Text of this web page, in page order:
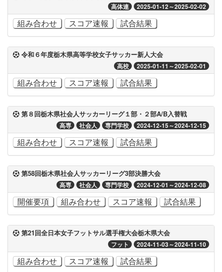
高体連 2025-01-12～2025-02-02
組み合わせ スコア速報 試合結果
令和６年度栃木県高等学校女子サッカー新人大会
高校 2025-01-11～2025-02-01
組み合わせ スコア速報 試合結果
第８回栃木県社会人サッカーリーグ１部・２部A/B入替戦
高専 社会人 専門学校 2024-12-15～2024-12-15
組み合わせ スコア速報 試合結果
第58回栃木県社会人サッカーリーグ3部決勝大会
高専 社会人 専門学校 2024-12-01～2024-12-08
開催要項 組み合わせ スコア速報 試合結果
第21回全日本女子フットサル選手権大会栃木県大会
フット 2024-11-03～2024-11-10
組み合わせ スコア速報 試合結果